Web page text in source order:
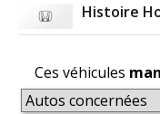
Histoire
Ces véhicules